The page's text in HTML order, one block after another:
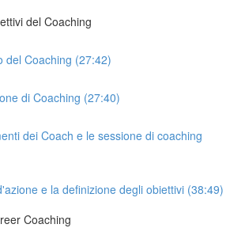
del Coaching
del Coaching (27:42)
di Coaching (27:40)
dei Coach e le sessione di coaching
e la definizione degli obiettivi (38:49)
Coaching